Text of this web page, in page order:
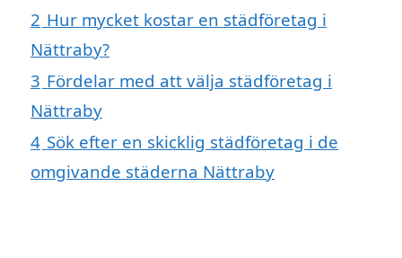
2 Hur mycket kostar en städföretag i
Nättraby?
3 Fördelar med att välja städföretag i
Nättraby
4 Sök efter en skicklig städföretag i de
omgivande städerna Nättraby